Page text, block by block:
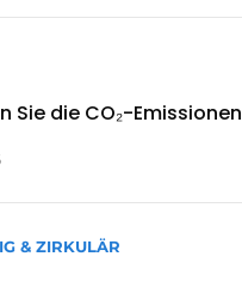
Sie die CO₂-Emissionen
& ZIRKULÄR